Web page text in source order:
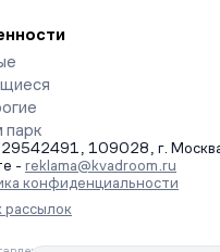
109028, г. Москва,
- reklama@kvadroom.ru
конфиденциальности